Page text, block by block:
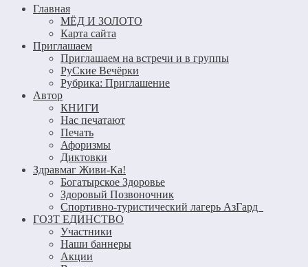
Главная
МЁД И ЗОЛОТО
Карта сайта
Приглашаем
Приглашаем на встречи и в группы
РуСкие Вечёрки
Рубрика: Приглашение
Автор
КНИГИ
Нас печатают
Печать
Афоризмы
Диктовки
Здравмаг Живи-Ка!
Богатырское Здоровье
Здоровый Позвоночник
Спортивно-туристический лагерь АзГард
ГОЗТ ЕДИНСТВО
Участники
Наши баннеры
Акции